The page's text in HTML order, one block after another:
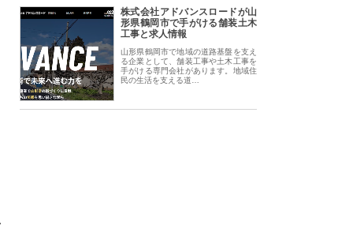
株式会社アドバンスロードが山
形県鶴岡市で手がける舗装土木
工事と求人情報
山形県鶴岡市で地域の道路基盤を支え
る企業として、舗装工事や土木工事を
手がける専門会社があります。地域住
民の生活を支える道…